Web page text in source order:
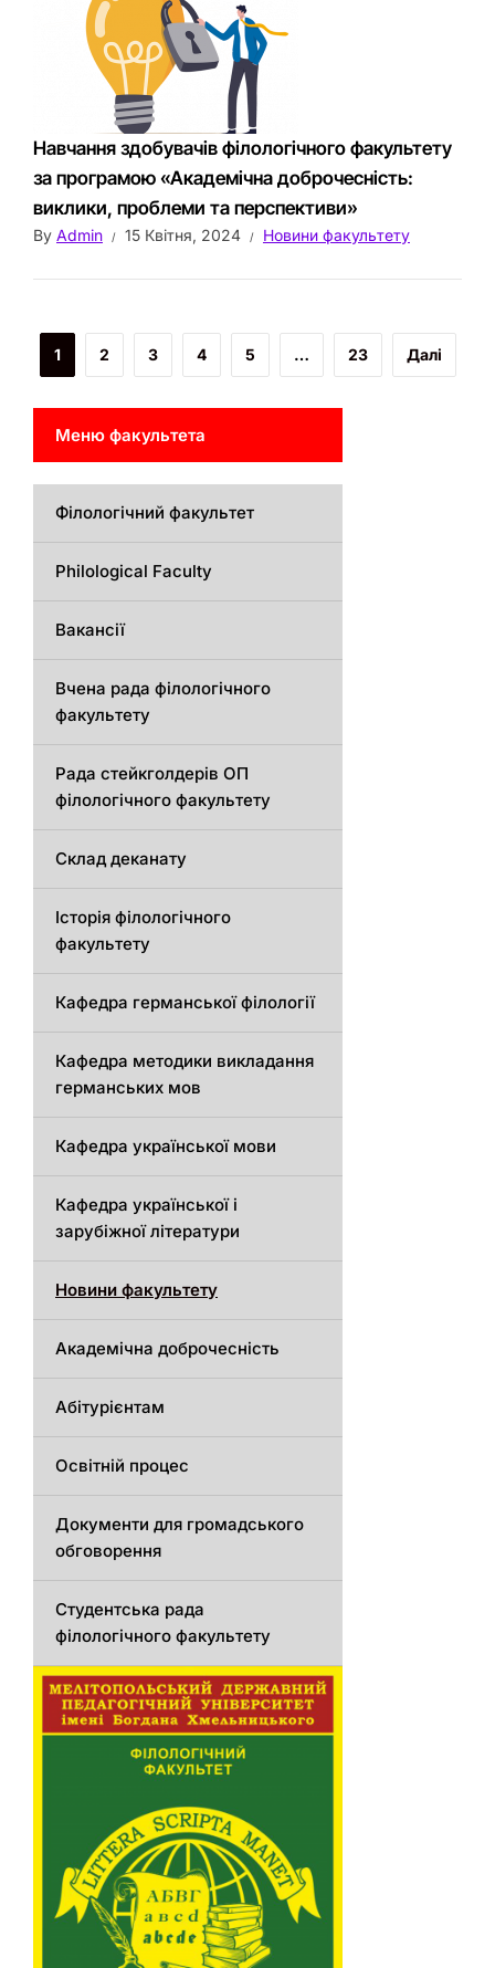
Навчання здобувачів філологічного факультету
за програмою «Академічна доброчесність:
виклики, проблеми та перспективи»
By Admin 15 Квітня, 2024 Новини факультету
1 2 3 4 5 … 23 Далі
Меню факультета
Філологічний факультет
Philological Faculty
Вакансії
Вчена рада філологічного
факультету
Рада стейкголдерів ОП
філологічного факультету
Склад деканату
Історія філологічного
факультету
Кафедрa германської філології
Кафедрa методики викладання
германських мов
Кафедра української мови
Кафедра української і
зарубіжної літератури
Новини факультету
Академічна доброчесність
Абітурієнтам
Освітній процес
Документи для громадського
обговорення
Студентська рада
філологічного факультету